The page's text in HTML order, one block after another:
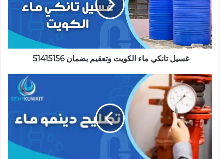
وتعقيم
بضمان
51415156
غسيل تانكي ماء الكويت وتعقيم بضمان 51415156
تصليح
دينمو
ماء
حلول
نهائية
لكافة
الأعطال
51415156